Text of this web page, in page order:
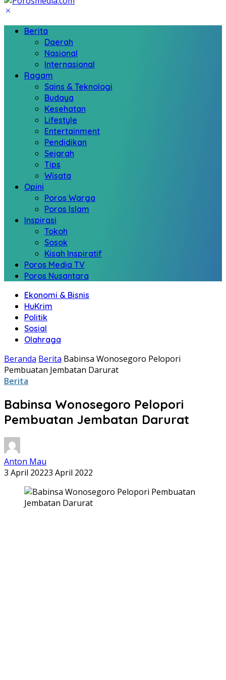
Berita
Daerah
Nasional
Internasional
Ragam
Sains & Teknologi
Budaya
Kesehatan
Lifestyle
Entertainment
Pendidikan
Sejarah
Tips
Wisata
Opini
Poros Warga
Poros Islam
Inspirasi
Tokoh
Sosok
Kisah Inspiratif
Poros Media TV
Poros Nusantara
Ekonomi & Bisnis
HuKrim
Politik
Sosial
Olahraga
Beranda Berita Babinsa Wonosegoro Pelopori
Pembuatan Jembatan Darurat
Berita
Babinsa Wonosegoro Pelopori
Pembuatan Jembatan Darurat
Anton Mau
3 April 20223 April 2022